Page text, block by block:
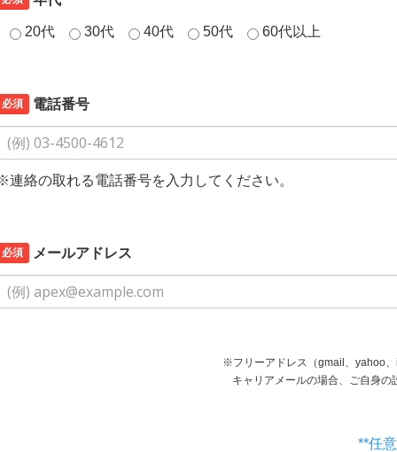
20代 30代 40代 50代 60代以上
必須 電話番号
連絡の取れる電話番号を入力してください。
必須 メールアドレス
※フリーアドレス（gmail、yahoo
ャリアメールの場合、ご自身の設定等で受信で
**任